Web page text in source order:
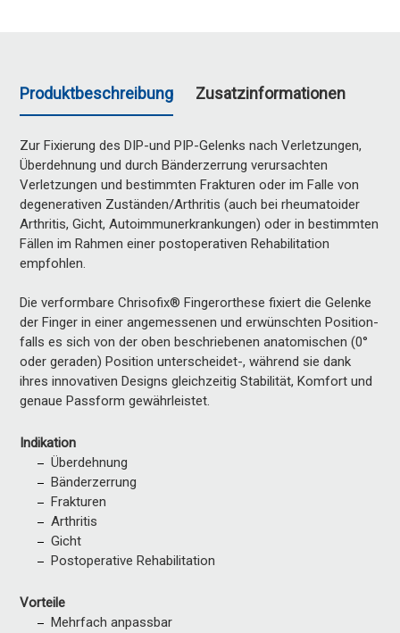
Produktbeschreibung Zusatzinformationen
Zur Fixierung des DIP-und PIP-Gelenks nach Verletzungen,
Überdehnung und durch Bänderzerrung verursachten
Verletzungen und bestimmten Frakturen oder im Falle von
degenerativen Zuständen/Arthritis (auch bei rheumatoider
Arthritis, Gicht, Autoimmunerkrankungen) oder in bestimmten
Fällen im Rahmen einer postoperativen Rehabilitation
empfohlen.
Die verformbare Chrisofix® Fingerorthese fixiert die Gelenke
der Finger in einer angemessenen und erwünschten Position-
falls es sich von der oben beschriebenen anatomischen (0°
oder geraden) Position unterscheidet-, während sie dank
ihres innovativen Designs gleichzeitig Stabilität, Komfort und
genaue Passform gewährleistet.
Indikation
Überdehnung
Bänderzerrung
Frakturen
Arthritis
Gicht
Postoperative Rehabilitation
Vorteile
Mehrfach anpassbar